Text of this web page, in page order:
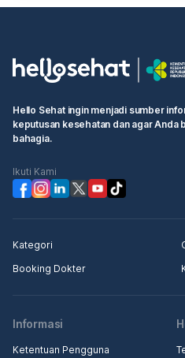
Hello Sehat ingin menjadi sumber
keputusan kesehatan dan agar Anda
bahagia.
Ikuti Kami
Kategori
Booking Dokter
Informasi
Ketentuan Pengguna